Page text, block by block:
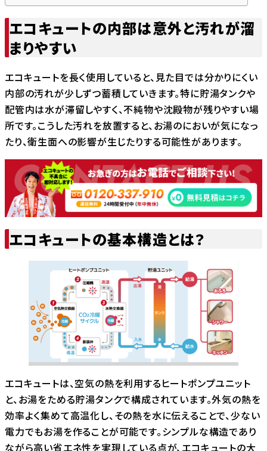
エコキュートの内部は意外と汚れが溜
まりやすい
エコキュートを長く使用していると、見た目では分かりにくい
内部の汚れが少しずつ蓄積していきます。特に貯湯タンクや
配管内は水が滞留しやすく、不純物や沈殿物が残りやすい場
所です。こうした汚れを放置すると、お湯のにおいが気になっ
たり、衛生面への影響が生じたりする可能性があります。
エコキュートの基本構造とは？
エコキュートは、空気の熱を利用するヒートポンプユニット
と、お湯をためる貯湯タンクで構成されています。外気の熱を
効率よく集めて高温化し、その熱を水に伝えることで、少ない
電力でもお湯を作ることが可能です。シンプルな構造であり
ながら高い省エネ性を実現している点が、エコキュートの大